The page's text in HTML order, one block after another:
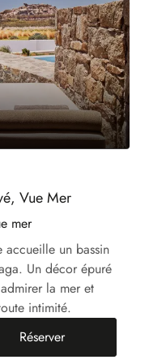
Vue Mer
mer
accueille un bassin
Un décor épuré
la mer et
intimité.
Bassin Privé, Vue Mer
Réserver